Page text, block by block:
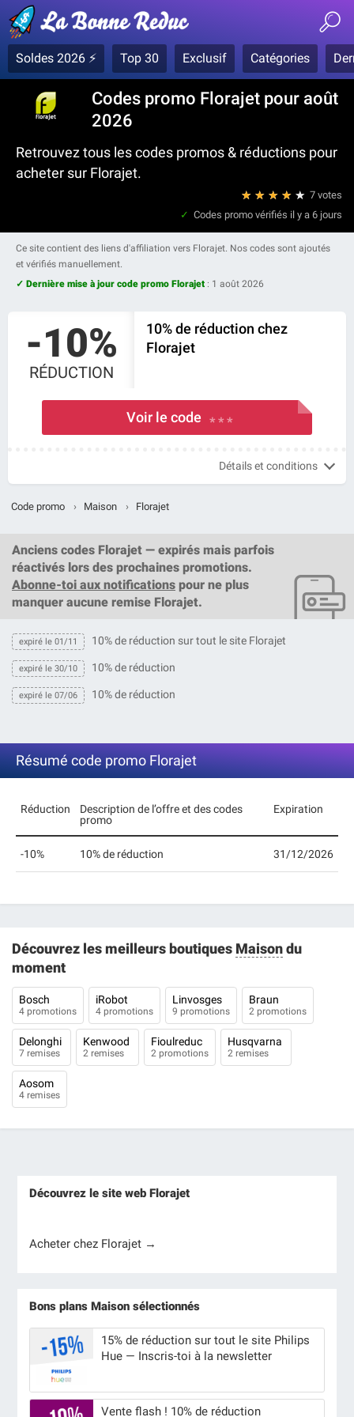
Soldes 2026 ⚡ Top 30 Exclusif Catégories
Codes promo Florajet pour août
2026
Retrouvez tous les codes promos & réductions pour
acheter sur Florajet.
7 votes
★
★
★
★
★
Codes promo vérifiés il y a 6 jours
Ce site contient des liens d'affiliation vers Florajet. Nos codes sont ajoutés
et vérifiés manuellement.
✓ Dernière mise à jour code promo Florajet : 1 août 2026
-10%
RÉDUCTION
10% de réduction chez
Florajet
Voir le code * * *
Détails et conditions
Code promo › Maison › Florajet
Anciens codes Florajet — expirés mais parfois
réactivés lors des prochaines promotions.
Abonne-toi aux notifications pour ne plus
manquer aucune remise Florajet.
expiré le 01/11 10% de réduction sur tout le site Florajet
expiré le 30/10 10% de réduction
expiré le 07/06 10% de réduction
Résumé code promo Florajet
Réduction
Description de l’offre et des codes
promo
Expiration
-10% 10% de réduction 31/12/2026
Découvrez les meilleurs boutiques Maisondu
moment
Bosch
4 promotions
iRobot
4 promotions
Linvosges
9 promotions
Braun
2 promotions
Delonghi
7 remises
Kenwood
2 remises
Fioulreduc
2 promotions
Husqvarna
2 remises
Aosom
4 remises
Découvrez le site web Florajet
Acheter chez Florajet →
Bons plans Maison sélectionnés
15% de réduction sur tout le site Philips
Hue — Inscris-toi à la newsletter
Vente flash ! 10% de réduction